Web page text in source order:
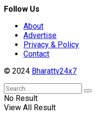
Follow Us
About
Advertise
Privacy & Policy
Contact
© 2024 Bharattv24x7
No Result
View All Result